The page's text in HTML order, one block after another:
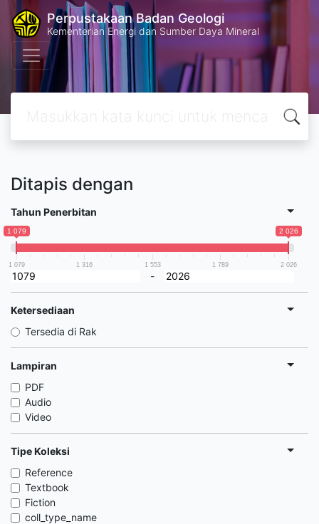
Perpustakaan Badan Geologi
Kementerian Energi dan Sumber Daya Mineral
Ditapis dengan
Tahun Penerbitan
1 079 2 026
1 079 1 316 1 553 1 789 2 026
-
Ketersediaan
Tersedia di Rak
Lampiran
PDF
Audio
Video
Tipe Koleksi
Reference
Textbook
Fiction
coll_type_name